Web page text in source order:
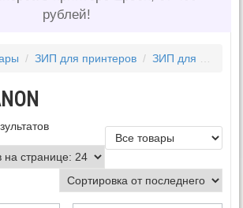
рублей!
/ ЗИП для принтеров / ЗИП для CANON